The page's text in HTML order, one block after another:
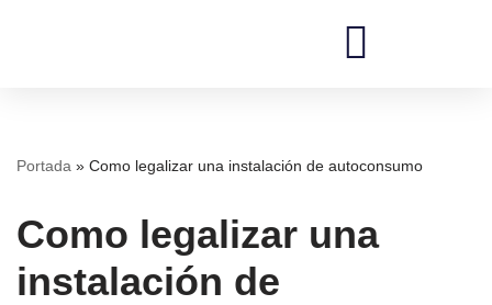
Portada » Como legalizar una instalación de autoconsumo
Como legalizar una
instalación de